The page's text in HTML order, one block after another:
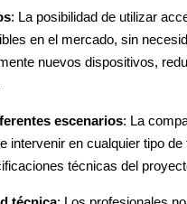
: La posibilidad de utilizar
en el mercado, sin
nuevos dispositivos,
escenarios: La
intervenir en cualquier tipo
técnicas del